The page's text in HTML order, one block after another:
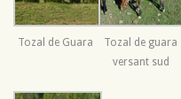
Tozal de Guara
Tozal de guara
versant sud